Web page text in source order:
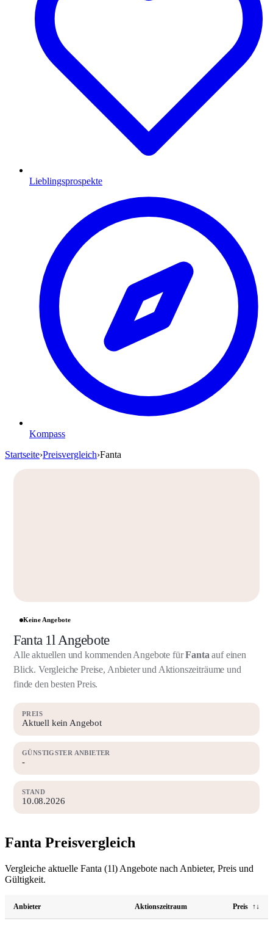
Lieblingsprospekte
Kompass
Startseite›Preisvergleich›Fanta
Keine Angebote
Fanta 1l Angebote
Alle aktuellen und kommenden Angebote fürFanta auf einen
Blick. Vergleiche Preise, Anbieter und Aktionszeiträume und
finde den besten Preis.
PREIS
Aktuell kein Angebot
GÜNSTIGSTER ANBIETER
-
STAND
10.08.2026
Fanta Preisvergleich
Vergleiche aktuelle Fanta (1l) Angebote nach Anbieter, Preis und
Gültigkeit.
Anbieter Aktionszeitraum Preis ↑↓